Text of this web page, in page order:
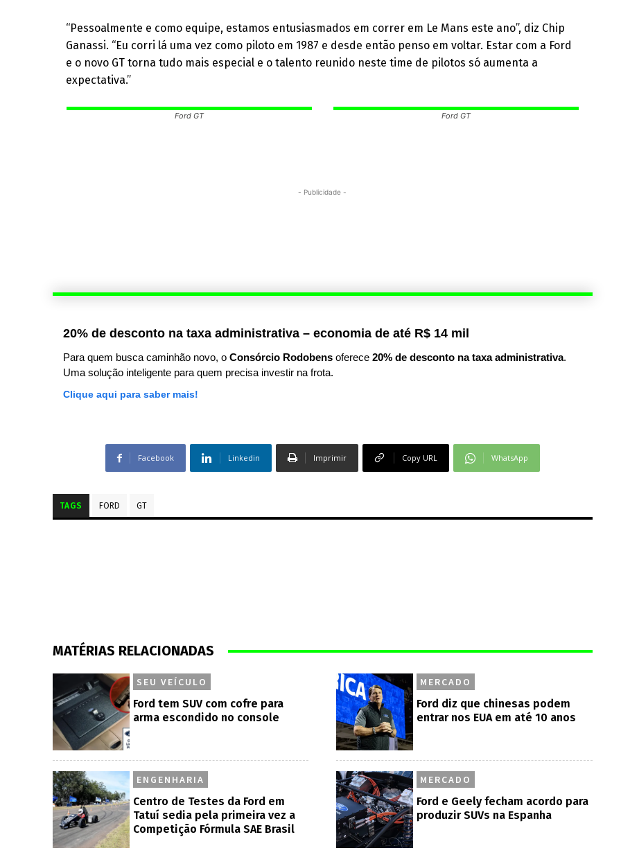
“Pessoalmente e como equipe, estamos entusiasmados em correr em Le Mans este ano”, diz Chip
Ganassi. “Eu corri lá uma vez como piloto em 1987 e desde então penso em voltar. Estar com a Ford
e o novo GT torna tudo mais especial e o talento reunido neste time de pilotos só aumenta a
expectativa.”
Ford GT Ford GT
- Publicidade -
20% de desconto na taxa administrativa – economia de até R$ 14 mil
Para quem busca caminhão novo, o Consórcio Rodobens oferece 20% de desconto na taxa administrativa.
Uma solução inteligente para quem precisa investir na frota.
Clique aqui para saber mais!
Facebook Linkedin Imprimir Copy URL WhatsApp
TAGS FORD GT
MATÉRIAS RELACIONADAS
SEU VEÍCULO
Ford tem SUV com cofre para
arma escondido no console
MERCADO
Ford diz que chinesas podem
entrar nos EUA em até 10 anos
ENGENHARIA
Centro de Testes da Ford em
Tatuí sedia pela primeira vez a
Competição Fórmula SAE Brasil
MERCADO
Ford e Geely fecham acordo para
produzir SUVs na Espanha